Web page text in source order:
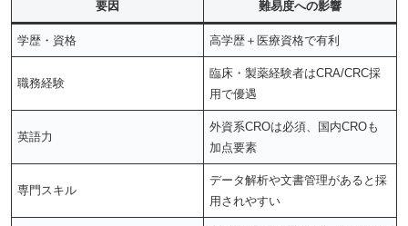
要因 難易度への影響
学歴・資格 高学歴＋医療資格で有利
職務経験
臨床・製薬経験者はCRA/CRC採
用で優遇
英語力
外資系CROは必須、国内CROも
加点要素
専門スキル
データ解析や文書管理があると採
用されやすい